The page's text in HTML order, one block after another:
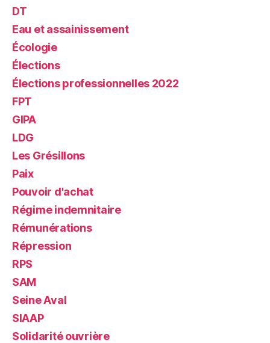
DT
Eau et assainissement
Écologie
Élections
Élections professionnelles 2022
FPT
GIPA
LDG
Les Grésillons
Paix
Pouvoir d'achat
Régime indemnitaire
Rémunérations
Répression
RPS
SAM
Seine Aval
SIAAP
Solidarité ouvrière